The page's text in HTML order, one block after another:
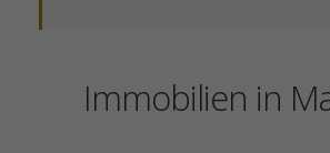
Immobilien in